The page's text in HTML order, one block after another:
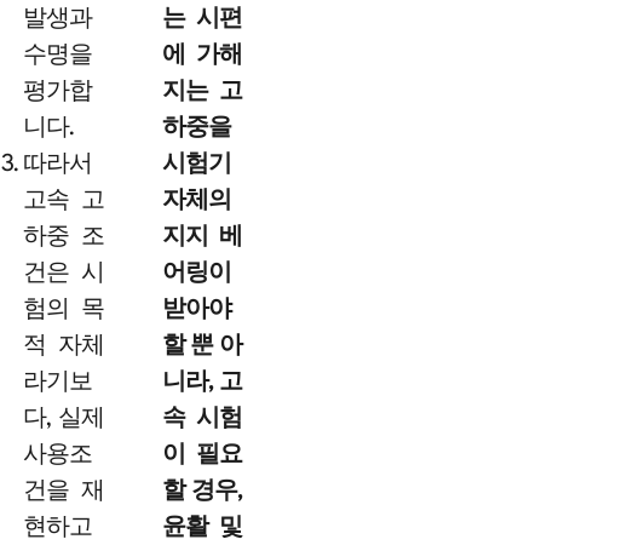
발생과
수명​을
평가합
니다.
따라서
고속 고
하중 조
건은 시
험의 목
적 자체
라기보
다, 실제
사용조
건을 재
현하고
는 시편
에 가해
지는 고
하중을
시험기
자체의
지지 베
어링이
받아야
할 뿐 아
니라, 고
속 시험
이 필요
할 경우,
윤활 및